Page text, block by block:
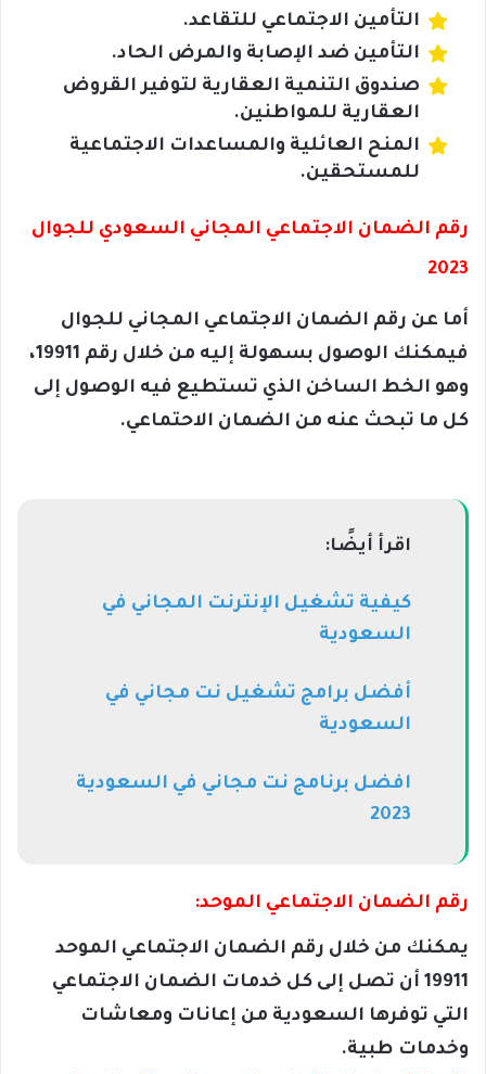
التأمين الاجتماعي للتقاعد.
التأمين ضد الإصابة والمرض الحاد.
صندوق التنمية العقارية لتوفير القروض
العقارية للمواطنين.
المنح العائلية والمساعدات الاجتماعية
للمستحقين.
رقم الضمان الاجتماعي المجاني السعودي للجوال
2023
أما عن رقم الضمان الاجتماعي المجاني للجوال
فيمكنك الوصول بسهولة إليه من خلال رقم 19911،
وهو الخط الساخن الذي تستطيع فيه الوصول إلى
كل ما تبحث عنه من الضمان الاحتماعي.
اقرأ أيضًا:
كيفية تشغيل الإنترنت المجاني في
السعودية
أفضل برامج تشغيل نت مجاني في
السعودية
افضل برنامج نت مجاني في السعودية
2023
رقم الضمان الاجتماعي الموحد:
يمكنك من خلال رقم الضمان الاجتماعي الموحد
19911 أن تصل إلى كل خدمات الضمان الاجتماعي
التي توفرها السعودية من إعانات ومعاشات
وخدمات طبية.